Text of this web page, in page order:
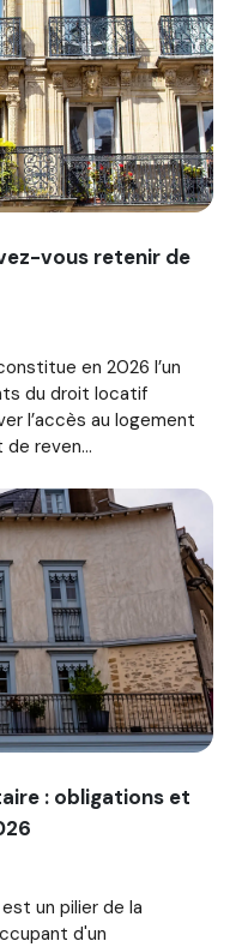
protégé : que devez-
vous retenir de
en 2026 l’un
du droit locatif
l’accès au logement
reven...
habitation locataire
: obligations et
un pilier de la
d'un